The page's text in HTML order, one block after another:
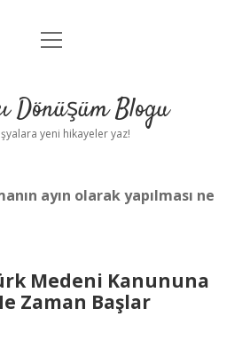
Anasayfa
Yasal Uyarı
menüyü
Dönüşüm Blogu
yeni hikayeler yaz!
ayın olarak yapılması ne
Medeni Kanununa
Zaman Başlar